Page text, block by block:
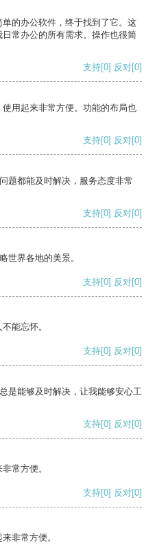
的办公软件，终于找到了它。这
常办公的所有需求。操作也很简
支持[0] 反对[0]
用起来非常方便。功能的布局也
支持[0] 反对[0]
题都能及时解决，服务态度非常
支持[0] 反对[0]
世界各地的美景。
支持[0] 反对[0]
能忘怀。
支持[0] 反对[0]
是能够及时解决，让我能够安心工
支持[0] 反对[0]
常方便。
支持[0] 反对[0]
非常方便。